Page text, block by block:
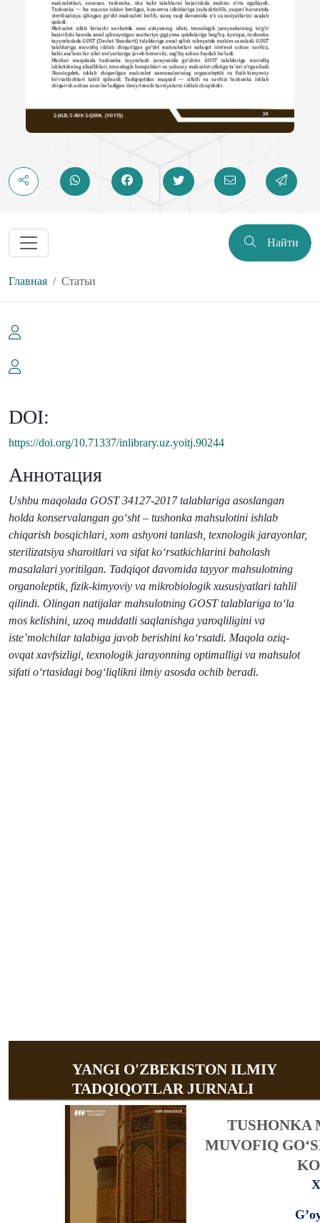
Найти
Главная Статьи
DOI:
https://doi.org/10.71337/inlibrary.uz.yoitj.90244
Аннотация
Ushbu maqolada GOST 34127-2017 talablariga asoslangan
holda konservalangan go‘sht – tushonka mahsulotini ishlab
chiqarish bosqichlari, xom ashyoni tanlash, texnologik jarayonlar,
sterilizatsiya sharoitlari va sifat ko‘rsatkichlarini baholash
masalalari yoritilgan. Tadqiqot davomida tayyor mahsulotning
organoleptik, fizik-kimyoviy va mikrobiologik xususiyatlari tahlil
qilindi. Olingan natijalar mahsulotning GOST talablariga to‘la
mos kelishini, uzoq muddatli saqlanishga yaroqliligini va
iste’molchilar talabiga javob berishini ko‘rsatdi. Maqola oziq-
ovqat xavfsizligi, texnologik jarayonning optimalligi va mahsulot
sifati o‘rtasidagi bog‘liqlikni ilmiy asosda ochib beradi.
YANGI O'ZBEKISTON ILMIY
TADQIQOTLAR JURNALI
TUSHONKA
MUVOFIQ